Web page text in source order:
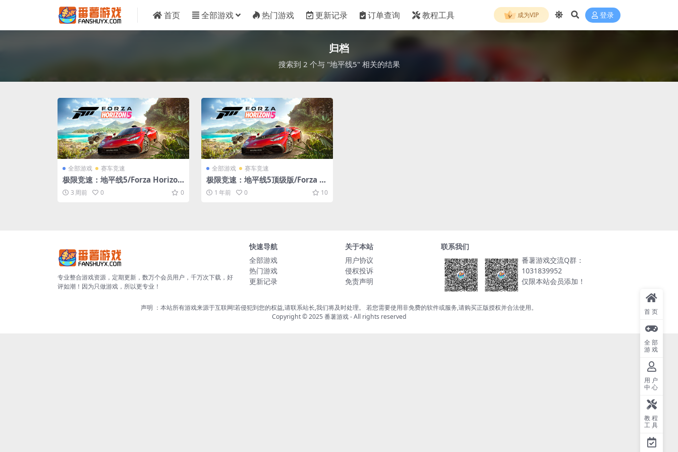
首页 全部游戏 热门游戏 更新记录 订单查询 教程工具 成为VIP 登录
归档
搜索到 2 个与 "地平线5" 相关的结果
全部游戏 赛车竞速
极限竞速：地平线5/Forza Horizon
5/支持网络联机
3 周前 0 0
全部游戏 赛车竞速
极限竞速：地平线5顶级版/Forza H
orizon 5 – Premium Edition（更
新v1.685.421顶级版）
1 年前 0 10
专业整合游戏资源，定期更新，数万个会员用户，千万次下载，好
评如潮！因为只做游戏，所以更专业！
快速导航
全部游戏
热门游戏
更新记录
关于本站
用户协议
侵权投诉
免责声明
联系我们
番薯游戏交流Q群：
1031839952
仅限本站会员添加！
声明 ：本站所有游戏来源于互联网!若侵犯到您的权益,请联系站长,我们将及时处理。 若您需要使用非免费的软件或服务,请购买正版授权并合法使用。
Copyright © 2025 番薯游戏 - All rights reserved
首页
全部
游戏
用户
中心
教程
工具